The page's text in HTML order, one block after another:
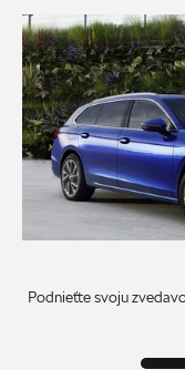
Podnieťte svoju